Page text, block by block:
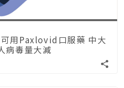
用Paxlovid口服藥 中大
病毒量大減